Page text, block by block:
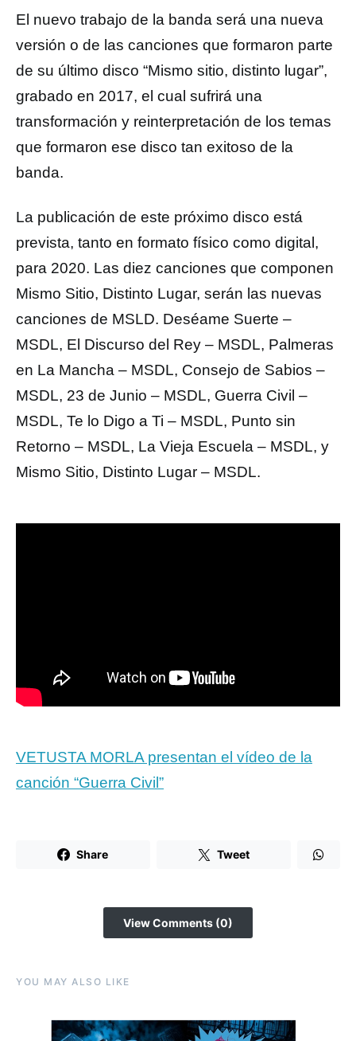
El nuevo trabajo de la banda será una nueva
versión o de las canciones que formaron parte
de su último disco “Mismo sitio, distinto lugar”,
grabado en 2017, el cual sufrirá una
transformación y reinterpretación de los temas
que formaron ese disco tan exitoso de la
banda.
La publicación de este próximo disco está
prevista, tanto en formato físico como digital,
para 2020. Las diez canciones que componen
Mismo Sitio, Distinto Lugar, serán las nuevas
canciones de MSLD. Deséame Suerte –
MSDL, El Discurso del Rey – MSDL, Palmeras
en La Mancha – MSDL, Consejo de Sabios –
MSDL, 23 de Junio – MSDL, Guerra Civil –
MSDL, Te lo Digo a Ti – MSDL, Punto sin
Retorno – MSDL, La Vieja Escuela – MSDL, y
Mismo Sitio, Distinto Lugar – MSDL.
VETUSTA MORLA presentan el vídeo de la
canción “Guerra Civil”
Share Tweet
View Comments (0)
YOU MAY ALSO LIKE